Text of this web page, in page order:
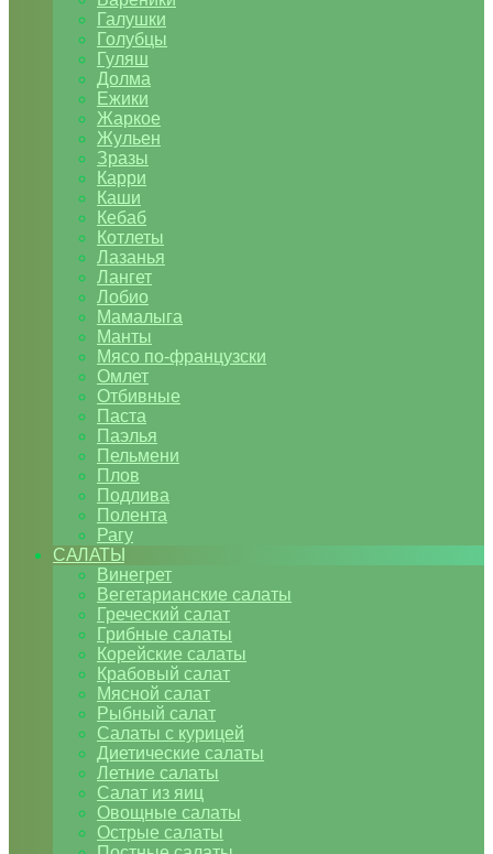
Галушки
Голубцы
Гуляш
Долма
Ежики
Жаркое
Жульен
Зразы
Карри
Каши
Кебаб
Котлеты
Лазанья
Лангет
Лобио
Мамалыга
Манты
Мясо по-французски
Омлет
Отбивные
Паста
Паэлья
Пельмени
Плов
Подлива
Полента
Рагу
САЛАТЫ
Винегрет
Вегетарианские салаты
Греческий салат
Грибные салаты
Корейские салаты
Крабовый салат
Мясной салат
Рыбный салат
Салаты с курицей
Диетические салаты
Летние салаты
Салат из яиц
Овощные салаты
Острые салаты